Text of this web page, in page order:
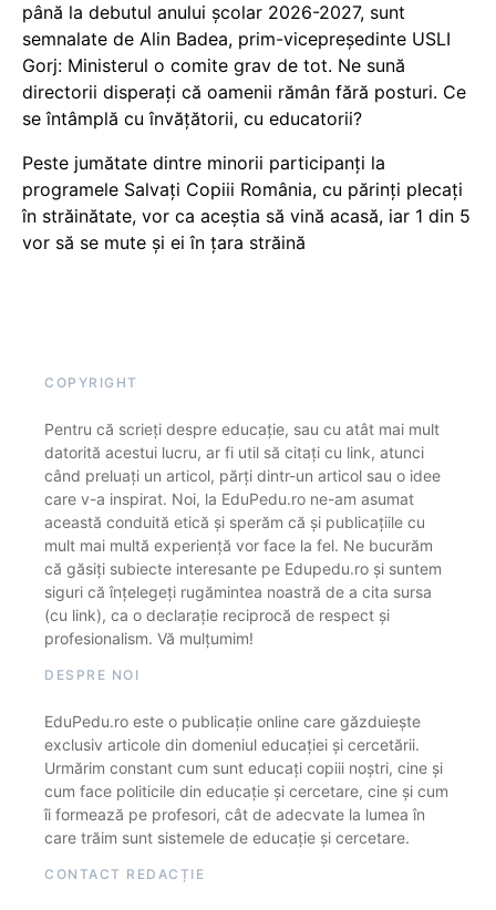
până la debutul anului școlar 2026-2027, sunt
semnalate de Alin Badea, prim-vicepreședinte USLI
Gorj: Ministerul o comite grav de tot. Ne sună
directorii disperați că oamenii rămân fără posturi. Ce
se întâmplă cu învățătorii, cu educatorii?
Peste jumătate dintre minorii participanți la
programele Salvați Copiii România, cu părinți plecați
în străinătate, vor ca aceștia să vină acasă, iar 1 din 5
vor să se mute și ei în țara străină
COPYRIGHT
Pentru că scrieți despre educație, sau cu atât mai mult
datorită acestui lucru, ar fi util să citați cu link, atunci
când preluați un articol, părți dintr-un articol sau o idee
care v-a inspirat. Noi, la EduPedu.ro ne-am asumat
această conduită etică și sperăm că și publicațiile cu
mult mai multă experiență vor face la fel. Ne bucurăm
că găsiți subiecte interesante pe Edupedu.ro și suntem
siguri că înțelegeți rugămintea noastră de a cita sursa
(cu link), ca o declarație reciprocă de respect și
profesionalism. Vă mulțumim!
DESPRE NOI
EduPedu.ro este o publicație online care găzduiește
exclusiv articole din domeniul educației și cercetării.
Urmărim constant cum sunt educați copiii noștri, cine și
cum face politicile din educație și cercetare, cine și cum
îi formează pe profesori, cât de adecvate la lumea în
care trăim sunt sistemele de educație și cercetare.
CONTACT REDACȚIE